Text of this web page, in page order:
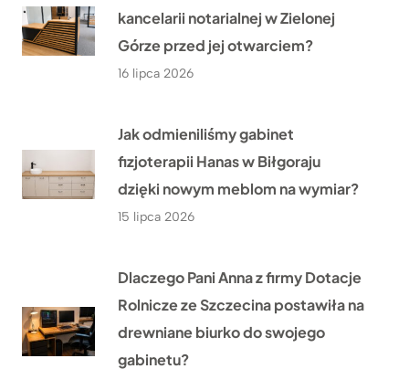
kancelarii notarialnej w Zielonej
Górze przed jej otwarciem?
16 lipca 2026
Jak odmieniliśmy gabinet
fizjoterapii Hanas w Biłgoraju
dzięki nowym meblom na wymiar?
15 lipca 2026
Dlaczego Pani Anna z firmy Dotacje
Rolnicze ze Szczecina postawiła na
drewniane biurko do swojego
gabinetu?